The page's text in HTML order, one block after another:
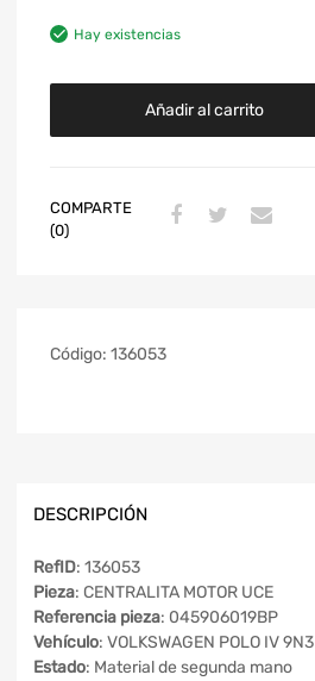
Hay existencias
Añadir al carrito
COMPARTE
(0)
Código: 136053
DESCRIPCIÓN
RefID: 136053
Pieza: CENTRALITA MOTOR UCE
Referencia pieza: 045906019BP
Vehículo: VOLKSWAGEN POLO IV 9N3
Estado: Material de segunda mano